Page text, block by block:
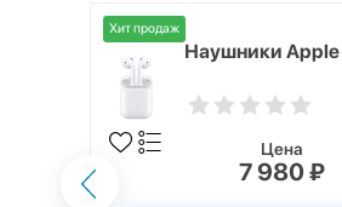
Хит продаж
Наушники Apple
Цена
7 980 ₽